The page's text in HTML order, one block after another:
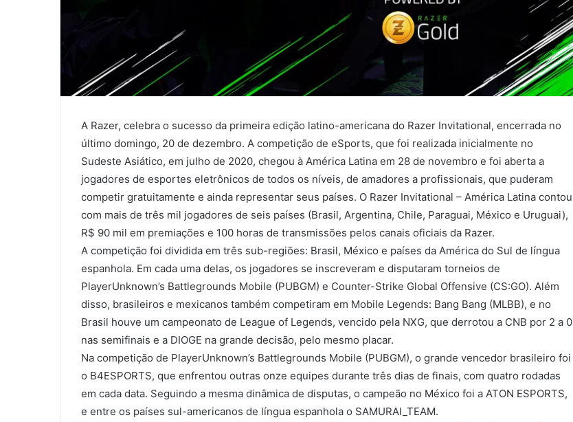
A Razer, celebra o sucesso da primeira edição latino-americana do Razer Invitational, encerrada no
último domingo, 20 de dezembro. A competição de eSports, que foi realizada inicialmente no
Sudeste Asiático, em julho de 2020, chegou à América Latina em 28 de novembro e foi aberta a
jogadores de esportes eletrônicos de todos os níveis, de amadores a profissionais, que puderam
competir gratuitamente e ainda representar seus países. O Razer Invitational – América Latina contou
com mais de três mil jogadores de seis países (Brasil, Argentina, Chile, Paraguai, México e Uruguai),
R$ 90 mil em premiações e 100 horas de transmissões pelos canais oficiais da Razer.
A competição foi dividida em três sub-regiões: Brasil, México e países da América do Sul de língua
espanhola. Em cada uma delas, os jogadores se inscreveram e disputaram torneios de
PlayerUnknown’s Battlegrounds Mobile (PUBGM) e Counter-Strike Global Offensive (CS:GO). Além
disso, brasileiros e mexicanos também competiram em Mobile Legends: Bang Bang (MLBB), e no
Brasil houve um campeonato de League of Legends, vencido pela NXG, que derrotou a CNB por 2 a 0
nas semifinais e a DIOGE na grande decisão, pelo mesmo placar.
Na competição de PlayerUnknown’s Battlegrounds Mobile (PUBGM), o grande vencedor brasileiro foi
o B4ESPORTS, que enfrentou outras onze equipes durante três dias de finais, com quatro rodadas
em cada data. Seguindo a mesma dinâmica de disputas, o campeão no México foi a ATON ESPORTS,
e entre os países sul-americanos de língua espanhola o SAMURAI_TEAM.